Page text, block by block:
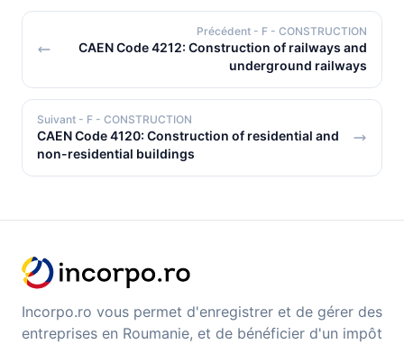
Précédent - F - CONSTRUCTION
CAEN Code 4212: Construction of railways and
underground railways
Suivant - F - CONSTRUCTION
CAEN Code 4120: Construction of residential and
non-residential buildings
Incorpo.ro vous permet d'enregistrer et de gérer des
entreprises en Roumanie, et de bénéficier d'un impôt